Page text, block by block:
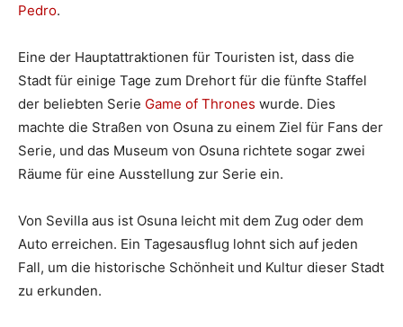
Pedro.
Eine der Hauptattraktionen für Touristen ist, dass die
Stadt für einige Tage zum Drehort für die fünfte Staffel
der beliebten Serie Game of Thrones wurde. Dies
machte die Straßen von Osuna zu einem Ziel für Fans der
Serie, und das Museum von Osuna richtete sogar zwei
Räume für eine Ausstellung zur Serie ein.
Von Sevilla aus ist Osuna leicht mit dem Zug oder dem
Auto erreichen. Ein Tagesausflug lohnt sich auf jeden
Fall, um die historische Schönheit und Kultur dieser Stadt
zu erkunden.